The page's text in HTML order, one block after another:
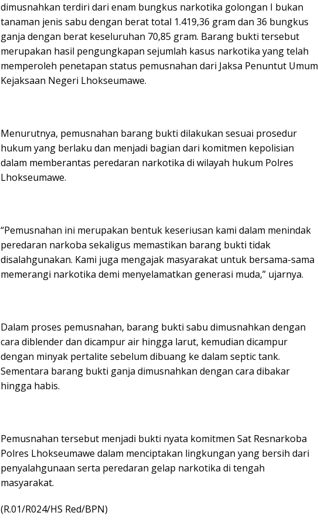
dimusnahkan terdiri dari enam bungkus narkotika golongan I bukan
tanaman jenis sabu dengan berat total 1.419,36 gram dan 36 bungkus
ganja dengan berat keseluruhan 70,85 gram. Barang bukti tersebut
merupakan hasil pengungkapan sejumlah kasus narkotika yang telah
memperoleh penetapan status pemusnahan dari Jaksa Penuntut Umum
Kejaksaan Negeri Lhokseumawe.
Menurutnya, pemusnahan barang bukti dilakukan sesuai prosedur
hukum yang berlaku dan menjadi bagian dari komitmen kepolisian
dalam memberantas peredaran narkotika di wilayah hukum Polres
Lhokseumawe.
“Pemusnahan ini merupakan bentuk keseriusan kami dalam menindak
peredaran narkoba sekaligus memastikan barang bukti tidak
disalahgunakan. Kami juga mengajak masyarakat untuk bersama-sama
memerangi narkotika demi menyelamatkan generasi muda,” ujarnya.
Dalam proses pemusnahan, barang bukti sabu dimusnahkan dengan
cara diblender dan dicampur air hingga larut, kemudian dicampur
dengan minyak pertalite sebelum dibuang ke dalam septic tank.
Sementara barang bukti ganja dimusnahkan dengan cara dibakar
hingga habis.
Pemusnahan tersebut menjadi bukti nyata komitmen Sat Resnarkoba
Polres Lhokseumawe dalam menciptakan lingkungan yang bersih dari
penyalahgunaan serta peredaran gelap narkotika di tengah
masyarakat.
(R.01/R024/HS Red/BPN)